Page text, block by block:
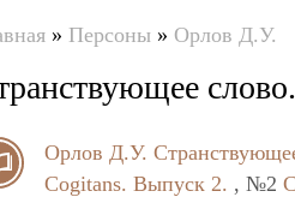
» Персоны » Орлов Д.У.
Орлов Д.У.
Cogitans. Выпуск 2. , №2